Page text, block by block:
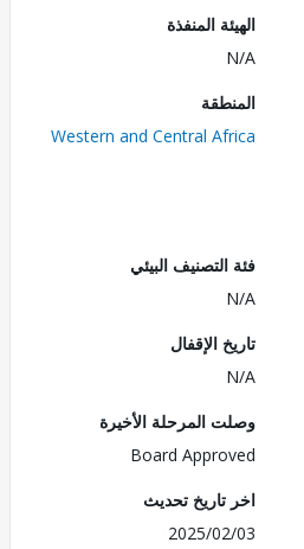
الهيئة المنفذة
Western and Central Africa
فئة التصنيف البيئي
تاريخ الإقفال
وصلت المرحلة الأخيرة
Board Approved
اخر تاريخ تحديث
2025/02/03